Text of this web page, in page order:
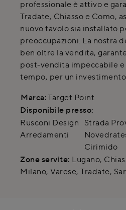
professionale è attivo e
Tradate, Chiasso e Como,
nuovo tavolo sia installato
preoccupazioni. La nostra
ben oltre la vendita,
post-vendita impeccabile
tempo, per un
Marca:Target Point
Disponibile presso:
Rusconi Design
Arredamenti
Strada
Cirimido
Zone servite: Lugano,
Milano, Varese, Tradate,